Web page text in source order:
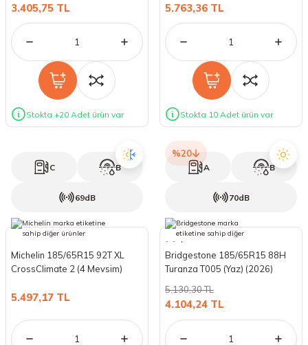
3.405,75 TL
Stokta +20 Adet ürün var
5.763,36 TL
Stokta 10 Adet ürün var
C B
69dB
Michelin 185/65R15 92T XL
CrossClimate 2 (4 Mevsim)
5.497,17 TL
%20
A B
70dB
Bridgestone 185/65R15 88H
Turanza T005 (Yaz) (2026)
4.104,24 TL
5.130,30 TL